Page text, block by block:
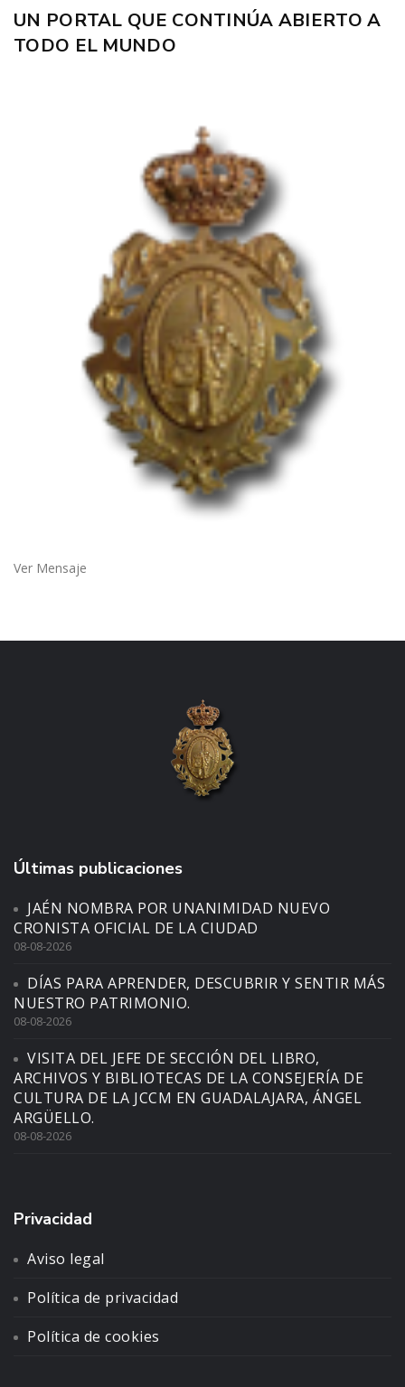
UN PORTAL QUE CONTINÚA ABIERTO A
TODO EL MUNDO
Ver Mensaje
Últimas publicaciones
JAÉN NOMBRA POR UNANIMIDAD NUEVO
CRONISTA OFICIAL DE LA CIUDAD
08-08-2026
DÍAS PARA APRENDER, DESCUBRIR Y SENTIR MÁS
NUESTRO PATRIMONIO.
08-08-2026
VISITA DEL JEFE DE SECCIÓN DEL LIBRO,
ARCHIVOS Y BIBLIOTECAS DE LA CONSEJERÍA DE
CULTURA DE LA JCCM EN GUADALAJARA, ÁNGEL
ARGÜELLO.
08-08-2026
Privacidad
Aviso legal
Política de privacidad
Política de cookies